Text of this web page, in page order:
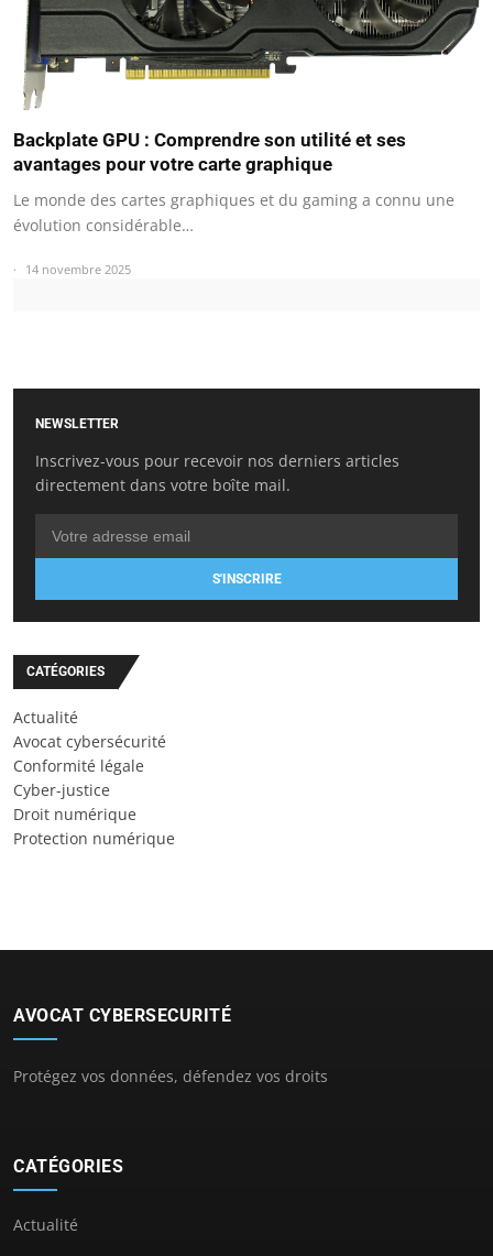
Backplate GPU : Comprendre son utilité et ses
avantages pour votre carte graphique
Le monde des cartes graphiques et du gaming a connu une
évolution considérable…
14 novembre 2025
NEWSLETTER
Inscrivez-vous pour recevoir nos derniers articles
directement dans votre boîte mail.
S'INSCRIRE
CATÉGORIES
Actualité
Avocat cybersécurité
Conformité légale
Cyber-justice
Droit numérique
Protection numérique
AVOCAT CYBERSECURITÉ
Protégez vos données, défendez vos droits
CATÉGORIES
Actualité